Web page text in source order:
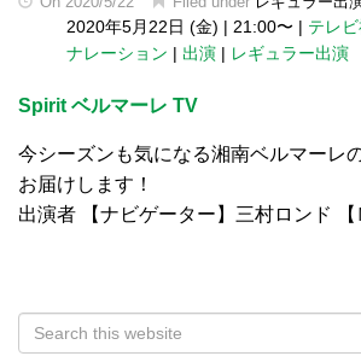
2020年5月22日 (金) | 21:00〜 | テレビ
ナレーション | 出演 | レギュラー出演
Spirit ベルマーレ TV
今シーズンも気になる湘南ベルマーレ
お届けします！
出演者 【ナビゲーター】三村ロンド